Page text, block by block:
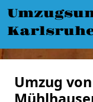
Umzug